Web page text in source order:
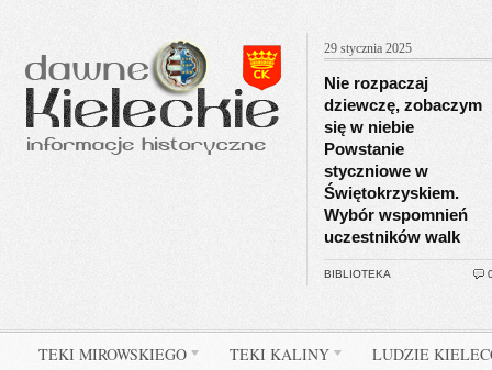
29 stycznia 2025
Nie rozpaczaj
dziewczę, zobaczym
się w niebie
Powstanie
styczniowe w
Świętokrzyskiem.
Wybór wspomnień
uczestników walk
BIBLIOTEKA
TEKI MIROWSKIEGO TEKI KALINY LUDZIE